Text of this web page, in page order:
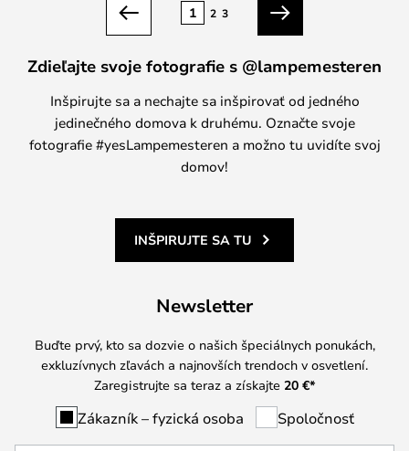
Predchádzajúci
1 2 3
Ďalší
Zdieľajte svoje fotografie s @lampemesteren
Inšpirujte sa a nechajte sa inšpirovať od jedného
jedinečného domova k druhému. Označte svoje
fotografie #yesLampemesteren a možno tu uvidíte svoj
domov!
INŠPIRUJTE SA TU
Newsletter
Buďte prvý, kto sa dozvie o našich špeciálnych ponukách,
exkluzívnych zľavách a najnovších trendoch v osvetlení.
Zaregistrujte sa teraz a získajte 20 €*
Zákazník – fyzická osoba Spoločnosť